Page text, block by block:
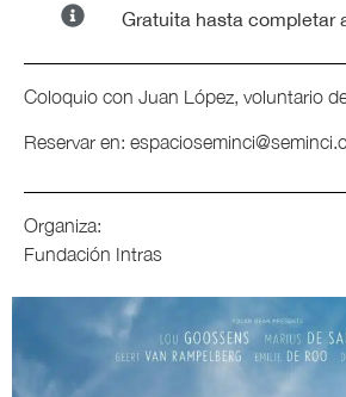
Gratuita hasta completar
Coloquio con Juan López, voluntario
Reservar en:
Organiza:
Fundación Intras